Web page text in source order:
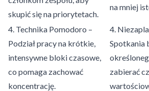
skupić się na priorytetach.
na mniej
4. Technika Pomodoro –
Podział pracy na krótkie,
intensywne bloki czasowe,
co pomaga zachować
koncentrację.
4.
Spotkania
zabierać